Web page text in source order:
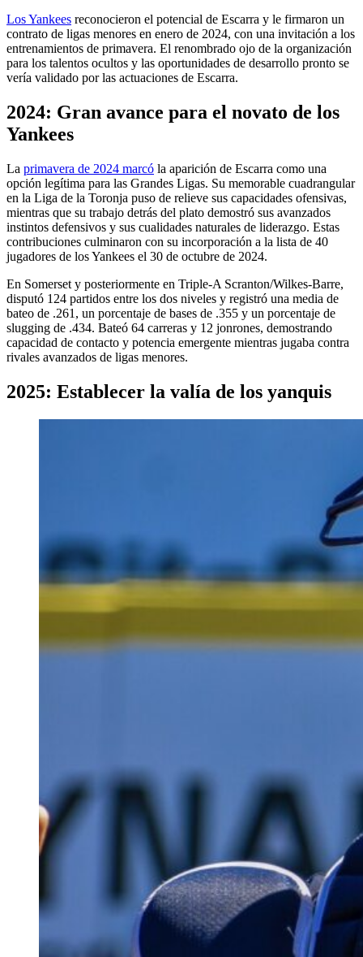
Los Yankees reconocieron el potencial de Escarra y le firmaron un
contrato de ligas menores en enero de 2024, con una invitación a los
entrenamientos de primavera. El renombrado ojo de la organización
para los talentos ocultos y las oportunidades de desarrollo pronto se
vería validado por las actuaciones de Escarra.
2024: Gran avance para el novato de los
Yankees
La primavera de 2024 marcó la aparición de Escarra como una
opción legítima para las Grandes Ligas. Su memorable cuadrangular
en la Liga de la Toronja puso de relieve sus capacidades ofensivas,
mientras que su trabajo detrás del plato demostró sus avanzados
instintos defensivos y sus cualidades naturales de liderazgo. Estas
contribuciones culminaron con su incorporación a la lista de 40
jugadores de los Yankees el 30 de octubre de 2024.
En Somerset y posteriormente en Triple-A Scranton/Wilkes-Barre,
disputó 124 partidos entre los dos niveles y registró una media de
bateo de .261, un porcentaje de bases de .355 y un porcentaje de
slugging de .434. Bateó 64 carreras y 12 jonrones, demostrando
capacidad de contacto y potencia emergente mientras jugaba contra
rivales avanzados de ligas menores.
2025: Establecer la valía de los yanquis